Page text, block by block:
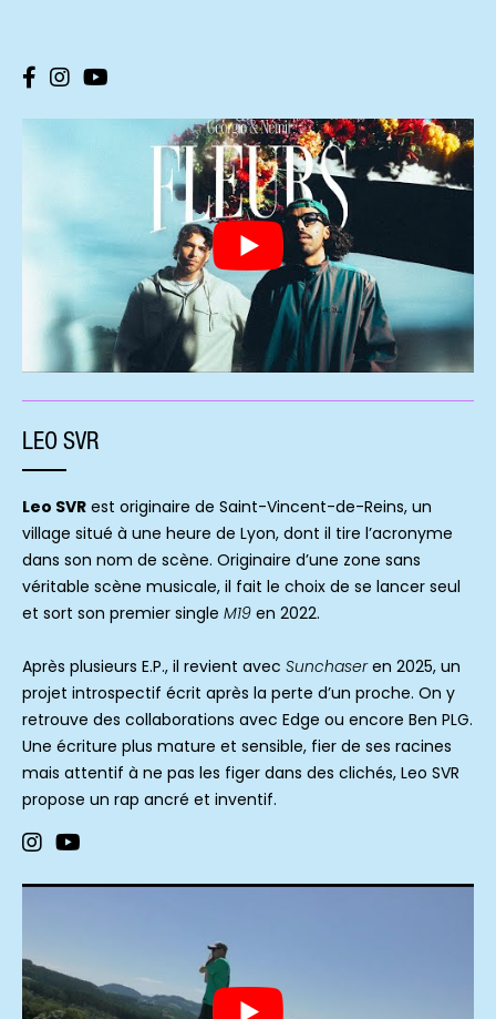
LEO SVR
Leo SVR est originaire de Saint-Vincent-de-Reins, un
village situé à une heure de Lyon, dont il tire l’acronyme
dans son nom de scène. Originaire d’une zone sans
véritable scène musicale, il fait le choix de se lancer seul
et sort son premier single M19 en 2022.
Après plusieurs E.P., il revient avec Sunchaseren 2025, un
projet introspectif écrit après la perte d’un proche. On y
retrouve des collaborations avec Edge ou encore Ben PLG.
Une écriture plus mature et sensible, fier de ses racines
mais attentif à ne pas les figer dans des clichés, Leo SVR
propose un rap ancré et inventif.